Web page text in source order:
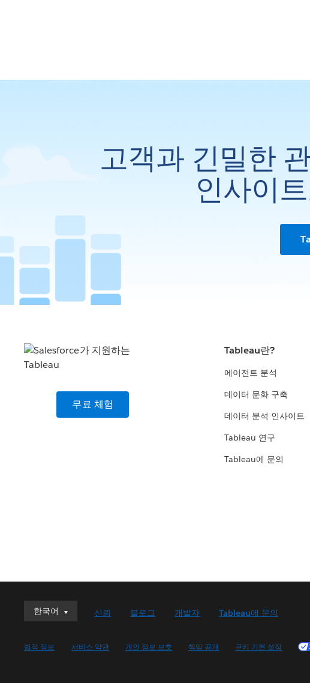
고객과 긴밀한
인사이
무료 체험
Tableau란?
에이전트 분석
데이터 문화 구축
데이터 분석 인사이트
Tableau 연구
Tableau에 문의
한국어
한국어
English (UK)
신뢰 블로그 개발자 Tableau에 문의
법적 정보 서비스 약관 개인 정보 보호 책임 공개 쿠키 기본 설정